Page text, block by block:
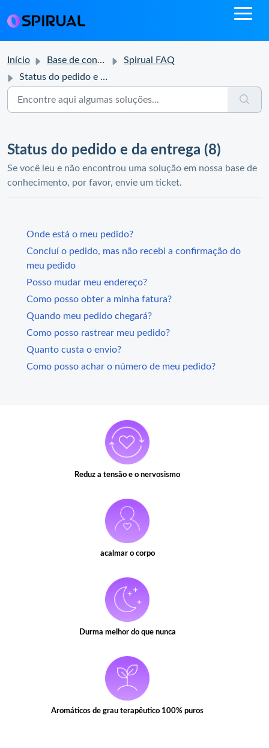
Início Base de conhecimento
Spirual FAQ
Status do pedido e da entrega
Status do pedido e da entrega (8)
Se você leu e não encontrou uma solução em nossa base de
conhecimento, por favor, envie um ticket.
Onde está o meu pedido?
Concluí o pedido, mas não recebi a confirmação do
meu pedido
Posso mudar meu endereço?
Como posso obter a minha fatura?
Quando meu pedido chegará?
Como posso rastrear meu pedido?
Quanto custa o envio?
Como posso achar o número de meu pedido?
Reduz a tensão e o nervosismo
acalmar o corpo
Durma melhor do que nunca
Aromáticos de grau terapêutico 100% puros